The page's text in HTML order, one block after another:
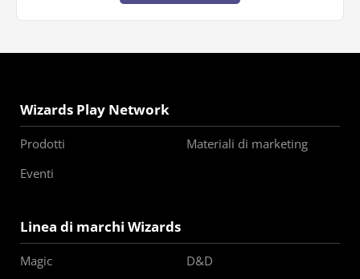
Wizards Play Network
Prodotti
Materiali di marketing
Eventi
Linea di marchi Wizards
Magic
D&D